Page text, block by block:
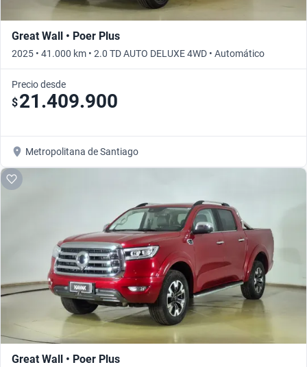
Great Wall • Poer Plus
2025 • 41.000 km • 2.0 TD AUTO DELUXE 4WD • Automático
Precio desde
$21.409.900
Metropolitana de Santiago
Great Wall • Poer Plus